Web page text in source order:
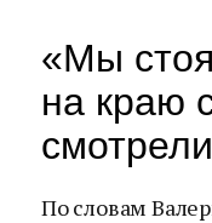
«Мы
на краю
По словам